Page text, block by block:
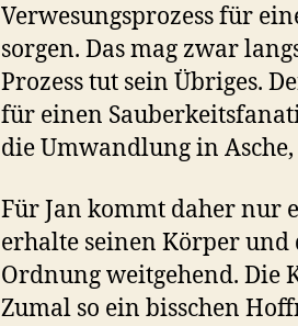
Verwesungsprozess für
sorgen. Das mag zwar
Prozess tut sein Übriges.
für einen
die Umwandlung in
Für Jan kommt daher nur
erhalte seinen Körper
Ordnung weitgehend. Die
Zumal so ein bisschen